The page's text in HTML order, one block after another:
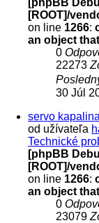
[ROOT]/
on line 1266:
an object
0
22273
30 Júl
servo kapalina
od užívateľa
Technické
[phpBB
[ROOT]/
on line 1266:
an object
0
23079